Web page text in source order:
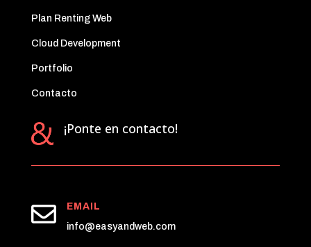
Plan Renting Web
Cloud Development
Portfolio
Contacto
¡Ponte en contacto!

EMAIL
info@easyandweb.com